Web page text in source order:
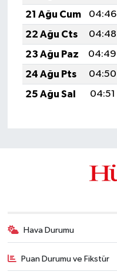
21 Ağu Cum
04:46
22 Ağu Cts
04:48
23 Ağu Paz
04:49
24 Ağu Pts
04:50
25 Ağu Sal
04:51
Hava Durumu
Puan Durumu ve Fikstür